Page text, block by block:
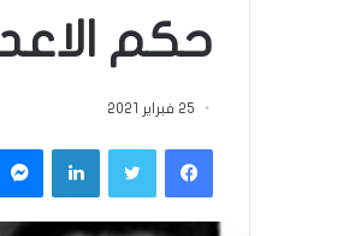
حكم
25 فبراير 2021
فيسبوكتويتر لينكدإن